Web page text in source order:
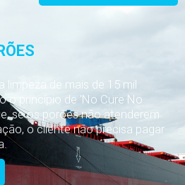
limpeza de mais de 15 mil
o princípio de 'No Cure No
se os porões não atenderem
o cliente não precisa pagar